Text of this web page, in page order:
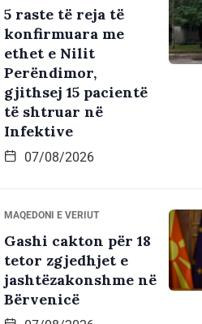
5 raste të reja të
konfirmuara me
ethet e Nilit
Perëndimor,
gjithsej 15 pacientë
të shtruar në
Infektive
07/08/2026
MAQEDONI E VERIUT
Gashi cakton për 18
tetor zgjedhjet e
jashtëzakonshme në
Bërvenicë